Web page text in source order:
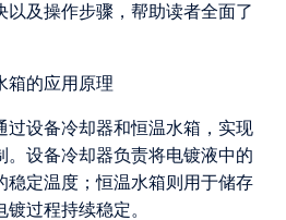
以及操作步骤，帮助读者全面了
箱的应用原理
过设备冷却器和恒温水箱，实现
。设备冷却器负责将电镀液中的
稳定温度；恒温水箱则用于储存
过程持续稳定。